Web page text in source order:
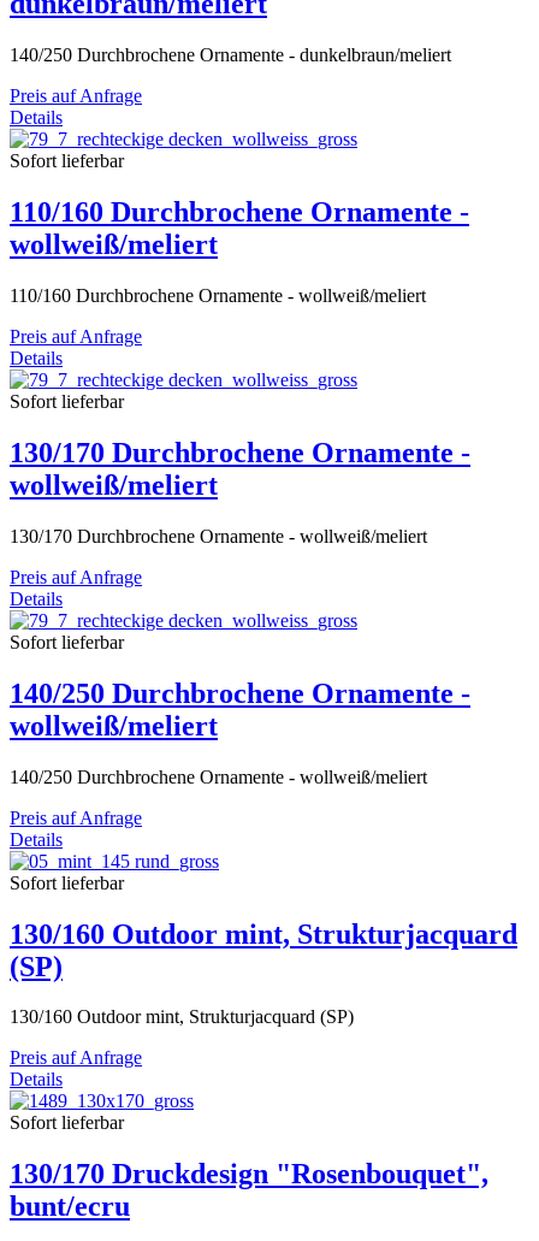
140/250 Durchbrochene Ornamente - dunkelbraun/meliert
Preis auf Anfrage
Details
Sofort lieferbar
110/160 Durchbrochene Ornamente -
wollweiß/meliert
110/160 Durchbrochene Ornamente - wollweiß/meliert
Preis auf Anfrage
Details
Sofort lieferbar
130/170 Durchbrochene Ornamente -
wollweiß/meliert
130/170 Durchbrochene Ornamente - wollweiß/meliert
Preis auf Anfrage
Details
Sofort lieferbar
140/250 Durchbrochene Ornamente -
wollweiß/meliert
140/250 Durchbrochene Ornamente - wollweiß/meliert
Preis auf Anfrage
Details
Sofort lieferbar
130/160 Outdoor mint, Strukturjacquard
(SP)
130/160 Outdoor mint, Strukturjacquard (SP)
Preis auf Anfrage
Details
Sofort lieferbar
130/170 Druckdesign "Rosenbouquet",
bunt/ecru